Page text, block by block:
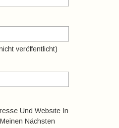
veröffentlicht)
Und Website In
Nächsten